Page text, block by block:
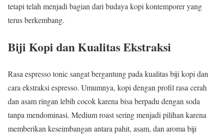
tetapi telah menjadi bagian dari budaya kopi kontemporer yang
terus berkembang.
Biji Kopi dan Kualitas Ekstraksi
Rasa espresso tonic sangat bergantung pada kualitas biji kopi dan
cara ekstraksi espresso. Umumnya, kopi dengan profil rasa cerah
dan asam ringan lebih cocok karena bisa berpadu dengan soda
tanpa mendominasi. Medium roast sering menjadi pilihan karena
memberikan keseimbangan antara pahit, asam, dan aroma biji